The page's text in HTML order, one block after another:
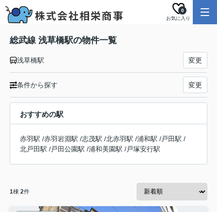
お気に入り
0
総武線 浅草橋駅の物件一覧
浅草橋駅 変更
条件から探す 変更
おすすめの駅
赤羽駅 /赤羽岩淵駅 /志茂駅 /北赤羽駅 /浦和駅 /戸田駅 /
北戸田駅 /戸田公園駅 /浦和美園駅 /戸塚安行駅
1棟 2件